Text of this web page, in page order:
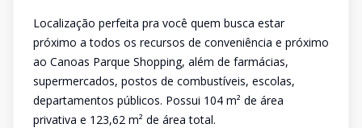
Localização perfeita pra você quem busca estar
próximo a todos os recursos de conveniência e próximo
ao Canoas Parque Shopping, além de farmácias,
supermercados, postos de combustíveis, escolas,
departamentos públicos. Possui 104 m² de área
privativa e 123,62 m² de área total.